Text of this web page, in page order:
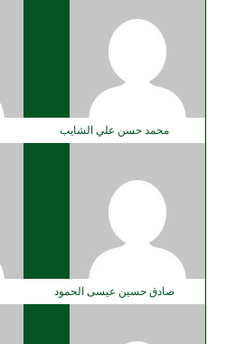
محمد حسن علي الشايب
صادق حسين عيسى الحمود